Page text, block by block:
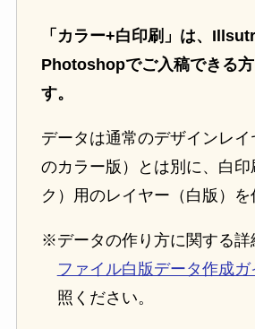
「カラー+白印刷」は、
Photoshopでご入稿できる
す。
データは通常のデザインレ
のカラー版）とは別に、白印
ク）用のレイヤー（白版）を
※データの作り方に関する詳
ファイル白版データ作成ガ
照ください。